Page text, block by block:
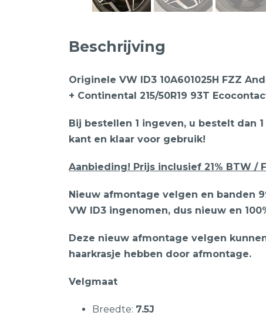
Beschrijving
Originele VW ID3 10A601025H FZZ
+ Continental 215/50R19 93T
Bij bestellen 1 ingeven, u bestelt dan
kant en klaar voor gebruik!
Aanbieding! Prijs inclusief 21% BTW /
Nieuw afmontage velgen en banden
VW ID3 ingenomen, dus nieuw en
Deze nieuw afmontage velgen
haarkrasje hebben door afmontage.
Velgmaat
Breedte: 7.5J